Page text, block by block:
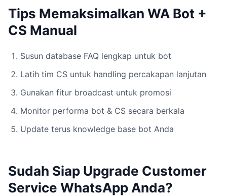
Tips Memaksimalkan WA Bot +
CS Manual
Susun database FAQ lengkap untuk bot
Latih tim CS untuk handling percakapan lanjutan
Gunakan fitur broadcast untuk promosi
Monitor performa bot & CS secara berkala
Update terus knowledge base bot Anda
Sudah Siap Upgrade Customer
Service WhatsApp Anda?